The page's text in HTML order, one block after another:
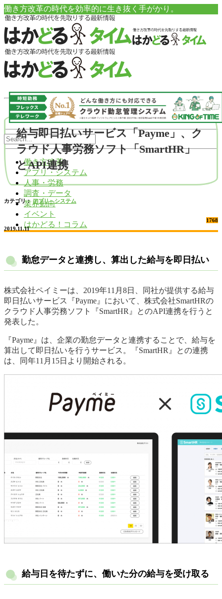
働き方改革の時代を効率的に生き抜く手がかり。
働き方改革
アプリ・システム
人事・労務
調査・データ
業界動向
イベント
はかどる！コラム
給与即日払いサービス「Payme」、ク
ラウド人事労務ソフト「SmartHR」
とAPI連携
カテゴリ： アプリ・システム
1768
2019.11.11
勤怠データと連携し、算出した給与を即日払い
株式会社ペイミーは、2019年11月8日、同社が提供する給与
即日払いサービス『Payme』において、株式会社SmartHRの
クラウド人事労務ソフト『SmartHR』とのAPI連携を行うと
発表した。
『Payme』は、企業の勤怠データと連携することで、給与を
算出して即日払いを行うサービス。『SmartHR』との連携
は、同年11月15日より開始される。
給与日を待たずに、働いた分の給与を受け取る